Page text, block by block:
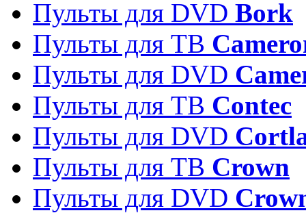
Пульты для DVD Bork
Пульты для ТВ
Пульты для DVD
Пульты для ТВ Contec
Пульты для DVD
Пульты для ТВ Crown
Пульты для DVD